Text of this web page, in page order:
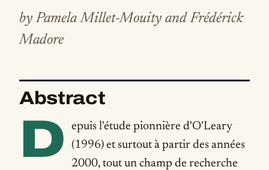
by Pamela Millet-Mouity and Frédérick
Madore
Abstract
D
epuis l'étude pionnière d'O'Leary
(1996) et surtout à partir des années
2000, tout un champ de recherche